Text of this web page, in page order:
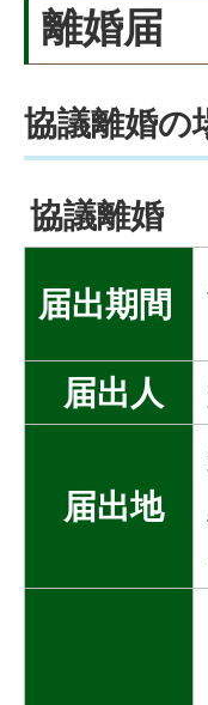
離婚届
協議離婚の
協議離婚
届出期間
届出人
届出地